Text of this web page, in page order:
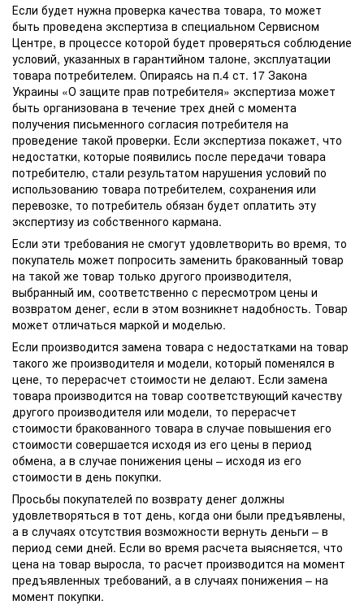
Если будет нужна проверка качества товара, то может
быть проведена экспертиза в специальном Сервисном
Центре, в процессе которой будет проверяться соблюдение
условий, указанных в гарантийном талоне, эксплуатации
товара потребителем. Опираясь на п.4 ст. 17 Закона
Украины «О защите прав потребителя» экспертиза может
быть организована в течение трех дней с момента
получения письменного согласия потребителя на
проведение такой проверки. Если экспертиза покажет, что
недостатки, которые появились после передачи товара
потребителю, стали результатом нарушения условий по
использованию товара потребителем, сохранения или
перевозке, то потребитель обязан будет оплатить эту
экспертизу из собственного кармана.
Если эти требования не смогут удовлетворить во время, то
покупатель может попросить заменить бракованный товар
на такой же товар только другого производителя,
выбранный им, соответственно с пересмотром цены и
возвратом денег, если в этом возникнет надобность. Товар
может отличаться маркой и моделью.
Если производится замена товара с недостатками на товар
такого же производителя и модели, который поменялся в
цене, то перерасчет стоимости не делают. Если замена
товара производится на товар соответствующий качеству
другого производителя или модели, то перерасчет
стоимости бракованного товара в случае повышения его
стоимости совершается исходя из его цены в период
обмена, а в случае понижения цены – исходя из его
стоимости в день покупки.
Просьбы покупателей по возврату денег должны
удовлетворяться в тот день, когда они были предъявлены,
а в случаях отсутствия возможности вернуть деньги – в
период семи дней. Если во время расчета выясняется, что
цена на товар выросла, то расчет производится на момент
предъявленных требований, а в случаях понижения – на
момент покупки.